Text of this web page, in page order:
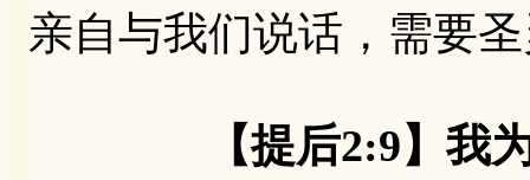
亲自与我们说话，需要
【提后2:9】我